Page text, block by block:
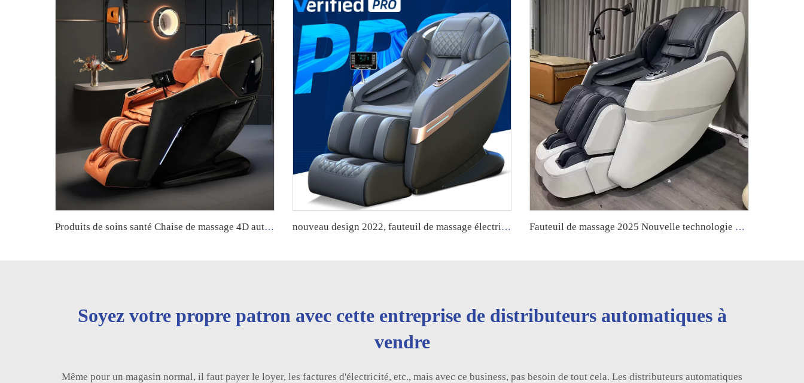
Produits de soins santé Chaise de massage 4D automatique Chaise de massage gravité zéro silla de masaje Chaise de massage corps entier Luxe Guoheng nouveau design 2022, fauteuil de massage électrique 8D, fauteuil de massage en apesanteur, vente, masseur corporel Fauteuil de massage 2025 Nouvelle technologie électrique Intégral Corps entier gravité zéro 4D Fauteuil de massage pour le corps
Soyez votre propre patron avec cette entreprise de distributeurs automatiques à
vendre
Même pour un magasin normal, il faut payer le loyer, les factures d'électricité, etc., mais avec ce business, pas besoin de tout cela. Les distributeurs automatiques